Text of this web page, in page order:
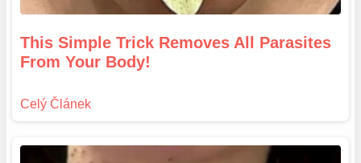
This Simple Trick Removes All Parasites
From Your Body!